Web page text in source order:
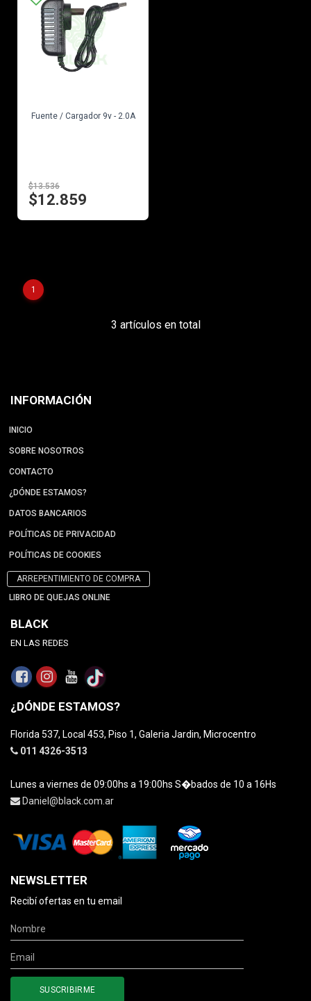
Fuente / Cargador 9v - 2.0A
$13.536
$12.859
1
3 artículos en total
INFORMACIÓN
INICIO
SOBRE NOSOTROS
CONTACTO
¿DÓNDE ESTAMOS?
DATOS BANCARIOS
POLÍTICAS DE PRIVACIDAD
POLÍTICAS DE COOKIES
ARREPENTIMIENTO DE COMPRA
LIBRO DE QUEJAS ONLINE
BLACK
EN LAS REDES
¿DÓNDE ESTAMOS?
Florida 537, Local 453, Piso 1, Galeria Jardin, Microcentro
011 4326-3513
Lunes a viernes de 09:00hs a 19:00hs S�bados de 10 a 16Hs
Daniel@black.com.ar
NEWSLETTER
Recibí ofertas en tu email